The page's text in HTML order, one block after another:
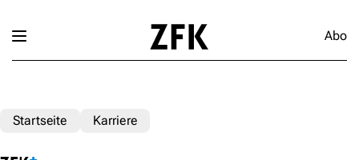
Abo
Startseite Karriere